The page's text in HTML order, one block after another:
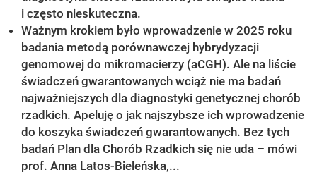
i często nieskuteczna.
Ważnym krokiem było wprowadzenie w 2025 roku
badania metodą porównawczej hybrydyzacji
genomowej do mikromacierzy (aCGH). Ale na liście
świadczeń gwarantowanych wciąż nie ma badań
najważniejszych dla diagnostyki genetycznej chorób
rzadkich. Apeluję o jak najszybsze ich wprowadzenie
do koszyka świadczeń gwarantowanych. Bez tych
badań Plan dla Chorób Rzadkich się nie uda – mówi
prof. Anna Latos-Bieleńska,...